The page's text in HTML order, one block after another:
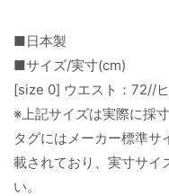
■日本製
■サイズ/実寸(cm)
[size 0] ウエスト：72//
※上記サイズは実際に採
タグにはメーカー標準
載されており、実寸サイ
い。